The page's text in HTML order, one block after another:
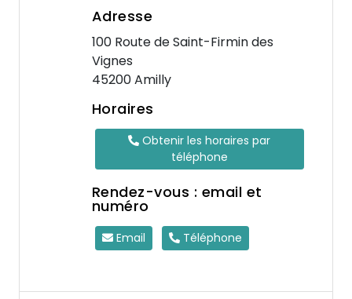
Adresse
100 Route de Saint-Firmin des
Vignes
45200 Amilly
Horaires
Obtenir les horaires par
téléphone
Rendez-vous : email et
numéro
Email Téléphone